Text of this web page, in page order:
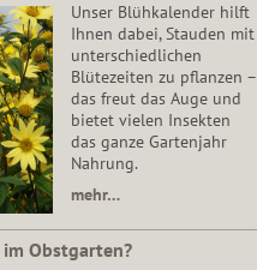
Unser Blühkalender hilft
Ihnen dabei, Stauden mit
unterschiedlichen
Blütezeiten zu pflanzen –
das freut das Auge und
bietet vielen Insekten
das ganze Gartenjahr
Nahrung.
mehr…
Obstgarten?